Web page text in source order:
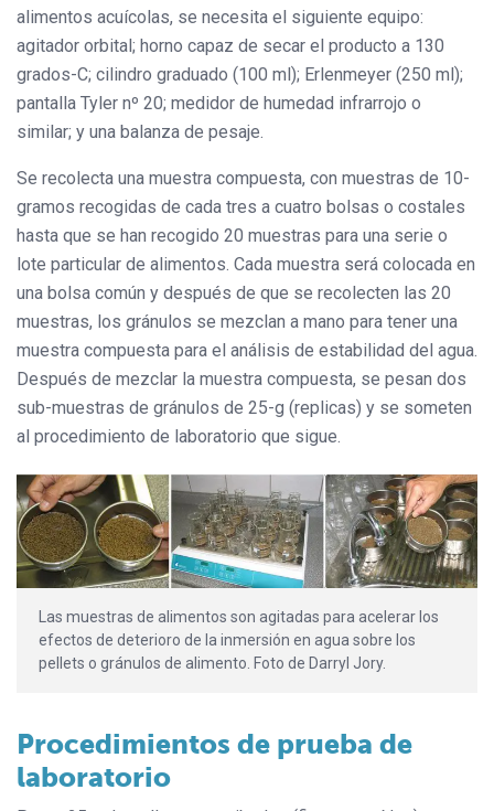
alimentos acuícolas, se necesita el siguiente equipo:
agitador orbital; horno capaz de secar el producto a 130
grados-C; cilindro graduado (100 ml); Erlenmeyer (250 ml);
pantalla Tyler nº 20; medidor de humedad infrarrojo o
similar; y una balanza de pesaje.
Se recolecta una muestra compuesta, con muestras de 10-
gramos recogidas de cada tres a cuatro bolsas o costales
hasta que se han recogido 20 muestras para una serie o
lote particular de alimentos. Cada muestra será colocada en
una bolsa común y después de que se recolecten las 20
muestras, los gránulos se mezclan a mano para tener una
muestra compuesta para el análisis de estabilidad del agua.
Después de mezclar la muestra compuesta, se pesan dos
sub-muestras de gránulos de 25-g (replicas) y se someten
al procedimiento de laboratorio que sigue.
Las muestras de alimentos son agitadas para acelerar los
efectos de deterioro de la inmersión en agua sobre los
pellets o gránulos de alimento. Foto de Darryl Jory.
Procedimientos de prueba de
laboratorio